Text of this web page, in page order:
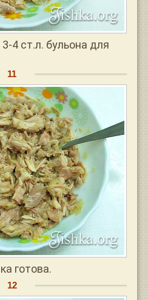
4 ст.л. бульона для
готова.